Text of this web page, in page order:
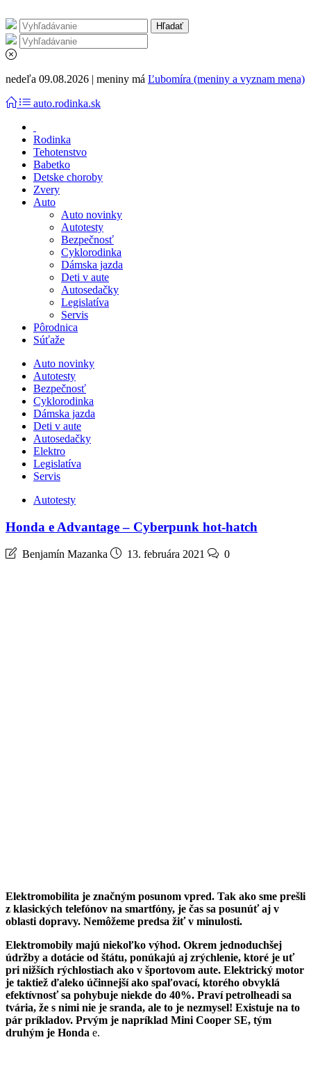
nedeľa 09.08.2026 | meniny má Ľubomíra (meniny a vyznam mena)
auto.rodinka.sk
Rodinka
Tehotenstvo
Babetko
Detske choroby
Zvery
Auto
Auto novinky
Autotesty
Bezpečnosť
Cyklorodinka
Dámska jazda
Deti v aute
Autosedačky
Legislatíva
Servis
Pôrodnica
Súťaže
Auto novinky
Autotesty
Bezpečnosť
Cyklorodinka
Dámska jazda
Deti v aute
Autosedačky
Elektro
Legislatíva
Servis
Autotesty
Honda e Advantage – Cyberpunk hot-hatch
Benjamín Mazanka 13. februára 2021 0
Elektromobilita je značným posunom vpred. Tak ako sme prešli
z klasických telefónov na smartfóny, je čas sa posunúť aj v
oblasti dopravy. Nemôžeme predsa žiť v minulosti.
Elektromobily majú niekoľko výhod. Okrem jednoduchšej
údržby a dotácie od štátu, ponúkajú aj zrýchlenie, ktoré je uť
pri nižších rýchlostiach ako v športovom aute. Elektrický motor
je taktiež ďaleko účinnejší ako spaľovací, ktorého obvyklá
efektívnosť sa pohybuje niekde do 40%. Praví petrolheadi sa
tvária, že s nimi nie je sranda, ale to je nezmysel! Existuje na to
pár príkladov. Prvým je napríklad Mini Cooper SE, tým
druhým je Honda e.